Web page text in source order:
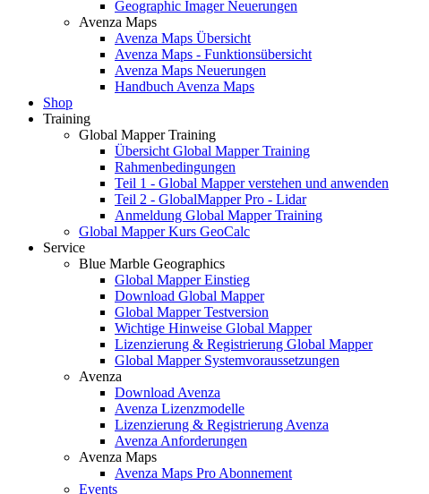
Geographic Imager Neuerungen
Avenza Maps
Avenza Maps Übersicht
Avenza Maps - Funktionsübersicht
Avenza Maps Neuerungen
Handbuch Avenza Maps
Shop
Training
Global Mapper Training
Übersicht Global Mapper Training
Rahmenbedingungen
Teil 1 - Global Mapper verstehen und anwenden
Teil 2 - GlobalMapper Pro - Lidar
Anmeldung Global Mapper Training
Global Mapper Kurs GeoCalc
Service
Blue Marble Geographics
Global Mapper Einstieg
Download Global Mapper
Global Mapper Testversion
Wichtige Hinweise Global Mapper
Lizenzierung & Registrierung Global Mapper
Global Mapper Systemvoraussetzungen
Avenza
Download Avenza
Avenza Lizenzmodelle
Lizenzierung & Registrierung Avenza
Avenza Anforderungen
Avenza Maps
Avenza Maps Pro Abonnement
Events